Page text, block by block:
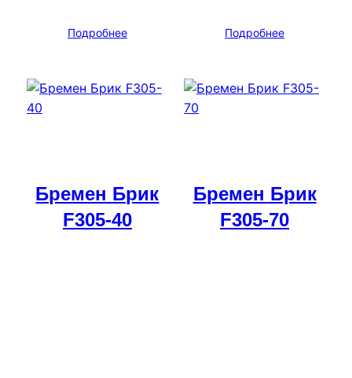
Подробнее Подробнее
Бремен Брик
F305-40
Бремен Брик
F305-70